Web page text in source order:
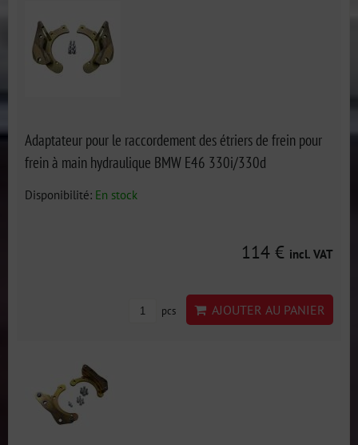
Adaptateur pour le raccordement des étriers de frein pour
frein à main hydraulique BMW E46 330i/330d
Disponibilité: En stock
114 € incl. VAT
pcs AJOUTER AU PANIER